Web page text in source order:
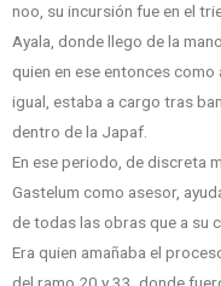
noo, su incursión fue en el
Ayala, donde llego de la
quien en ese entonces
igual, estaba a cargo tras
dentro de la Japaf.
En ese periodo, de discreta
Gastelum como asesor,
de todas las obras que a su
Era quien amañaba el